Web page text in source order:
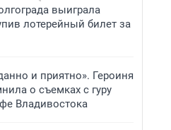
выиграла
лотерейный билет за
и приятно». Героиня
о съемках с гуру
Владивостока